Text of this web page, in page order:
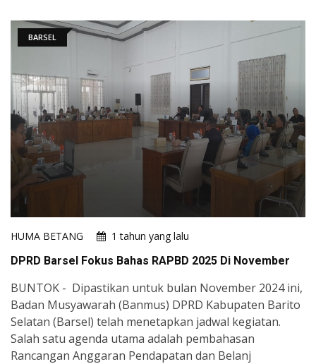
BARSEL
HUMA BETANG
1 tahun yang lalu
DPRD Barsel Fokus Bahas RAPBD 2025 Di November
BUNTOK - Dipastikan untuk bulan November 2024 ini,
Badan Musyawarah (Banmus) DPRD Kabupaten Barito
Selatan (Barsel) telah menetapkan jadwal kegiatan.
Salah satu agenda utama adalah pembahasan
Rancangan Anggaran Pendapatan dan Belanj